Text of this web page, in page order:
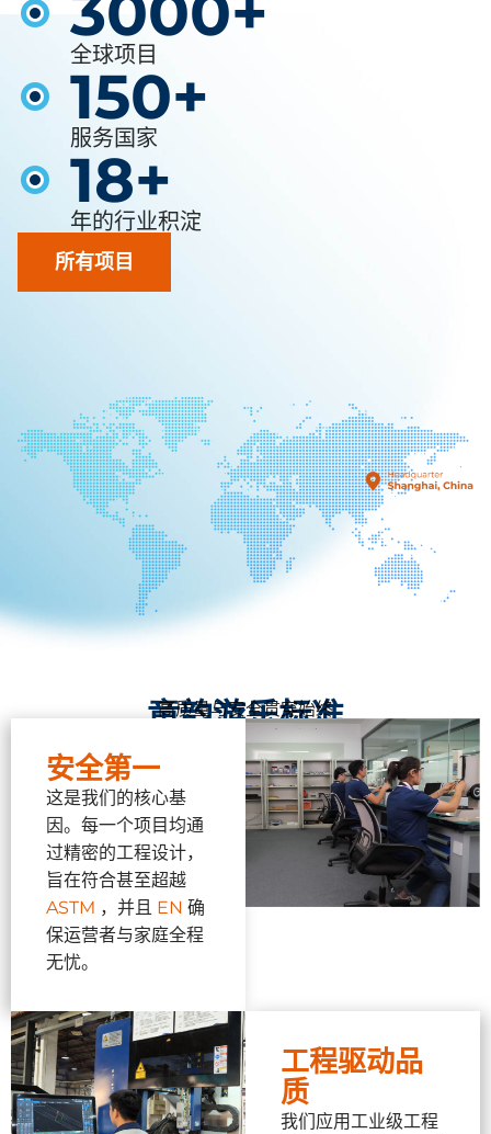
全球项目
服务国家
150+
年的行业积淀
18+
所有项目
童韵游乐标准
高质量与安全贯穿始终
安全第一
这是我们的核心基
因。每一个项目均通
过精密的工程设计，
旨在符合甚至超越
ASTM ，并且 EN 确
保运营者与家庭全程
无忧。
工程驱动品
质
我们应用工业级工程